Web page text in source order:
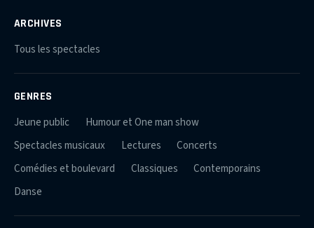
ARCHIVES
Tous les spectacles
GENRES
Jeune public
Humour et One man show
Spectacles musicaux
Lectures
Concerts
Comédies et boulevard
Classiques
Contemporains
Danse